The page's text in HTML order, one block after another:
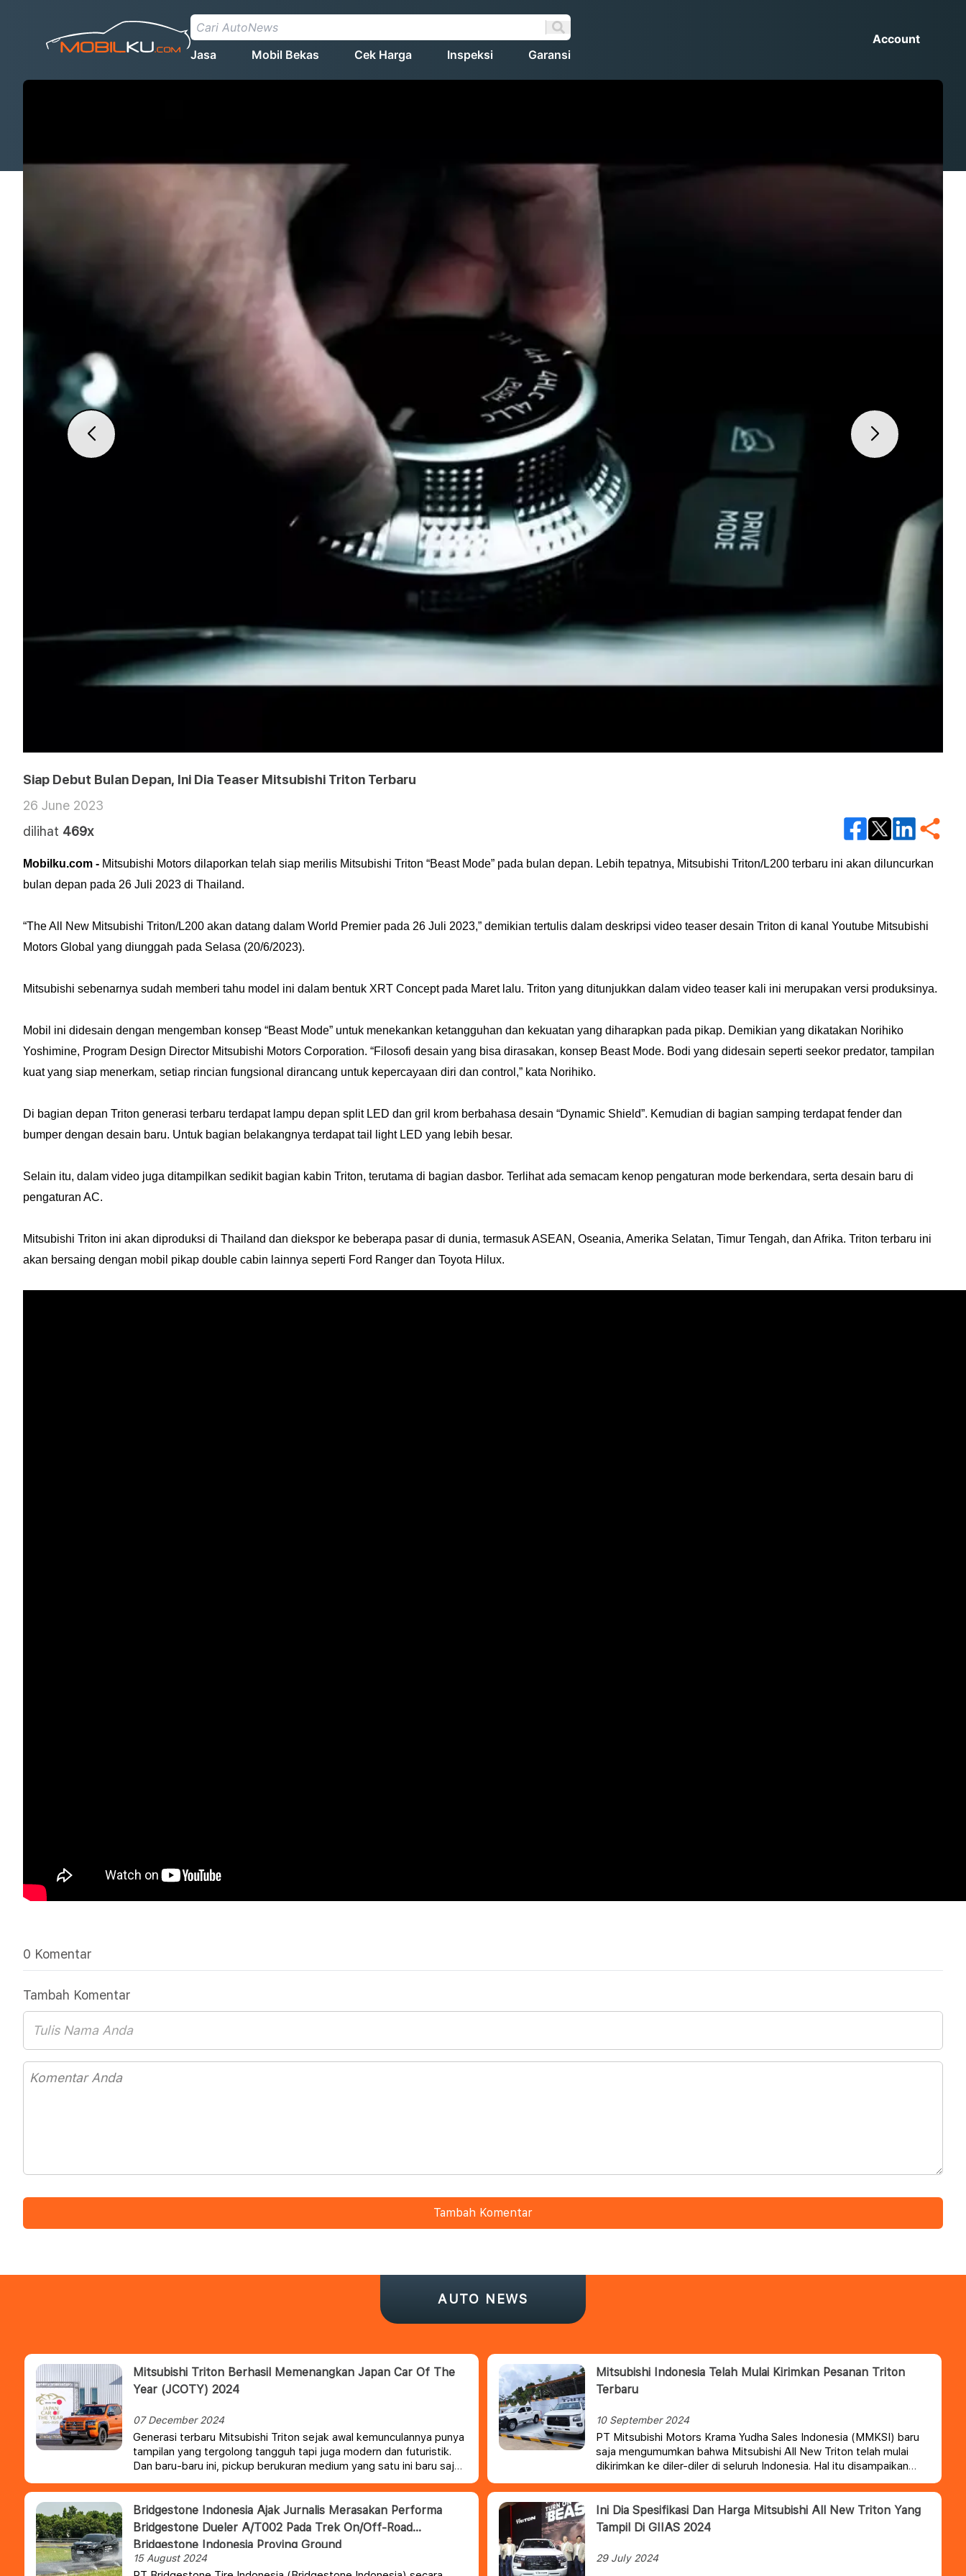
Jasa Mobil Bekas Cek Harga Inspeksi Garansi
Account
Siap Debut Bulan Depan, Ini Dia Teaser Mitsubishi Triton Terbaru
26 June 2023
dilihat 469x
Mobilku.com - Mitsubishi Motors dilaporkan telah siap merilis Mitsubishi Triton “Beast Mode” pada bulan depan. Lebih tepatnya, Mitsubishi Triton/L200 terbaru ini akan diluncurkan
bulan depan pada 26 Juli 2023 di Thailand.
“The All New Mitsubishi Triton/L200 akan datang dalam World Premier pada 26 Juli 2023,” demikian tertulis dalam deskripsi video teaser desain Triton di kanal Youtube Mitsubishi
Motors Global yang diunggah pada Selasa (20/6/2023).
Mitsubishi sebenarnya sudah memberi tahu model ini dalam bentuk XRT Concept pada Maret lalu. Triton yang ditunjukkan dalam video teaser kali ini merupakan versi produksinya.
Mobil ini didesain dengan mengemban konsep “Beast Mode” untuk menekankan ketangguhan dan kekuatan yang diharapkan pada pikap. Demikian yang dikatakan Norihiko
Yoshimine, Program Design Director Mitsubishi Motors Corporation. “Filosofi desain yang bisa dirasakan, konsep Beast Mode. Bodi yang didesain seperti seekor predator, tampilan
kuat yang siap menerkam, setiap rincian fungsional dirancang untuk kepercayaan diri dan control,” kata Norihiko.
Di bagian depan Triton generasi terbaru terdapat lampu depan split LED dan gril krom berbahasa desain “Dynamic Shield”. Kemudian di bagian samping terdapat fender dan
bumper dengan desain baru. Untuk bagian belakangnya terdapat tail light LED yang lebih besar.
Selain itu, dalam video juga ditampilkan sedikit bagian kabin Triton, terutama di bagian dasbor. Terlihat ada semacam kenop pengaturan mode berkendara, serta desain baru di
pengaturan AC.
Mitsubishi Triton ini akan diproduksi di Thailand dan diekspor ke beberapa pasar di dunia, termasuk ASEAN, Oseania, Amerika Selatan, Timur Tengah, dan Afrika. Triton terbaru ini
akan bersaing dengan mobil pikap double cabin lainnya seperti Ford Ranger dan Toyota Hilux.
0 Komentar
Tambah Komentar
Tambah Komentar
AUTO NEWS
Mitsubishi Triton Berhasil Memenangkan Japan Car Of The
Year (JCOTY) 2024
07 December 2024
Generasi terbaru Mitsubishi Triton sejak awal kemunculannya punya
tampilan yang tergolong tangguh tapi juga modern dan futuristik.
Dan baru-baru ini, pickup berukuran medium yang satu ini baru saja
memenangkan sebuah penghargaan bergengsi di Jepang.
Mitsubishi Indonesia Telah Mulai Kirimkan Pesanan Triton
Terbaru
10 September 2024
PT Mitsubishi Motors Krama Yudha Sales Indonesia (MMKSI) baru
saja mengumumkan bahwa Mitsubishi All New Triton telah mulai
dikirimkan ke diler-diler di seluruh Indonesia. Hal itu disampaikan
Presiden Direktur PT MMKSI, Atsushi Kurita, pada pembukaan sesi
test drive All New Triton di Desa Pelangi, Sentul, Bogor, Senin (9/9).
Bridgestone Indonesia Ajak Jurnalis Merasakan Performa
Bridgestone Dueler A/T002 Pada Trek On/Off-Road
Bridgestone Indonesia Proving Ground
15 August 2024
Ini Dia Spesifikasi Dan Harga Mitsubishi All New Triton Yang
Tampil Di GIIAS 2024
29 July 2024